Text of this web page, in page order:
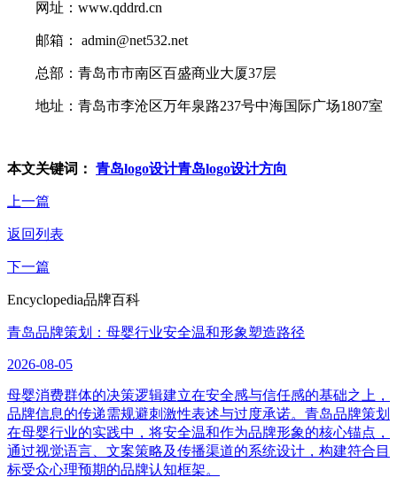
网址：www.qddrd.cn
邮箱： admin@net532.net
总部：青岛市市南区百盛商业大厦37层
地址：青岛市李沧区万年泉路237号中海国际广场1807室
本文关键词： 青岛logo设计青岛logo设计方向
上一篇
返回列表
下一篇
Encyclopedia品牌百科
青岛品牌策划：母婴行业安全温和形象塑造路径
2026-08-05
母婴消费群体的决策逻辑建立在安全感与信任感的基础之上，
品牌信息的传递需规避刺激性表述与过度承诺。青岛品牌策划
在母婴行业的实践中，将安全温和作为品牌形象的核心锚点，
通过视觉语言、文案策略及传播渠道的系统设计，构建符合目
标受众心理预期的品牌认知框架。